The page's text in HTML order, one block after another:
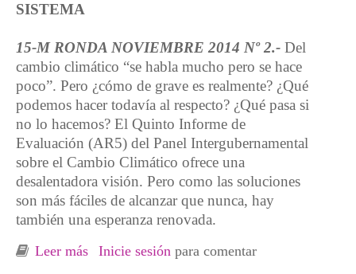
SISTEMA
15-M RONDA NOVIEMBRE 2014 Nº 2.- Del
cambio climático “se habla mucho pero se hace
poco”. Pero ¿cómo de grave es realmente? ¿Qué
podemos hacer todavía al respecto? ¿Qué pasa si
no lo hacemos? El Quinto Informe de
Evaluación (AR5) del Panel Intergubernamental
sobre el Cambio Climático ofrece una
desalentadora visión. Pero como las soluciones
son más fáciles de alcanzar que nunca, hay
también una esperanza renovada.
Leer más sobre En Pocas Palabras. Una tierra que
Inicie sesión para comentar